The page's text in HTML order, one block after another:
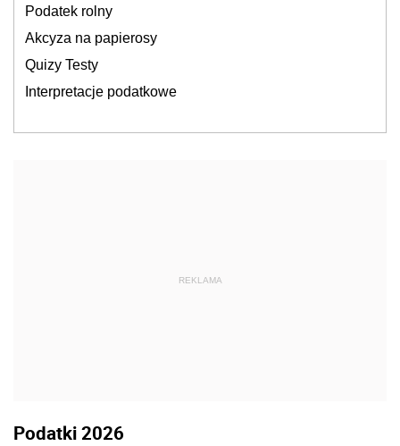
Podatek rolny
Akcyza na papierosy
Quizy Testy
Interpretacje podatkowe
REKLAMA
Podatki 2026